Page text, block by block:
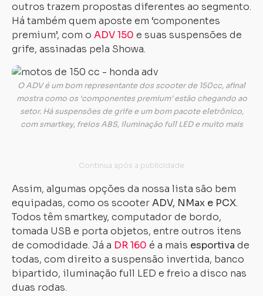
outros trazem propostas diferentes ao segmento.
Há também quem aposte em ‘componentes
premium’, com o ADV 150 e suas suspensões de
grife, assinadas pela Showa.
O ADV é um bom representante dos scooter de 150cc, afinal
mostra como os ‘componentes premium’ estão chegando ao
setor. Há suspensões de grife e um bom pacote eletrônico,
com smartkey, freios ABS, iluminação full LED e muito mais
Assim, algumas opções da nossa lista são bem
equipadas, como os scooterADV, NMax e PCX.
Todos têm smartkey, computador de bordo,
tomada USB e porta objetos, entre outros itens
de comodidade. Já a DR 160 é a mais esportiva de
todas, com direito a suspensão invertida, banco
bipartido, iluminação full LED e freio a disco nas
duas rodas.